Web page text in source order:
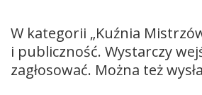
W kategorii „Kuźnia
i publiczność. Wystarczy
zagłosować. Można też